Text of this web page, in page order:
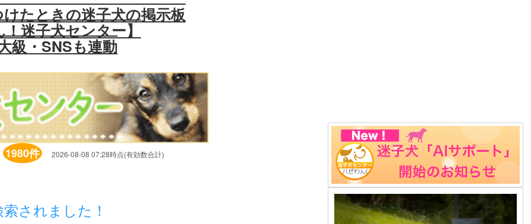
たときの迷子犬の掲示板
迷子犬センター】
級・SNSも連動
1980件 2026-08-08 07:28時点(有効数合計)
されました！